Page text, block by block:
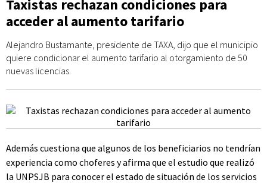
Taxistas rechazan condiciones para
acceder al aumento tarifario
Alejandro Bustamante, presidente de TAXA, dijo que el municipio
quiere condicionar el aumento tarifario al otorgamiento de 50
nuevas licencias.
Además cuestiona que algunos de los beneficiarios no tendrían
experiencia como choferes y afirma que el estudio que realizó
la UNPSJB para conocer el estado de situación de los servicios